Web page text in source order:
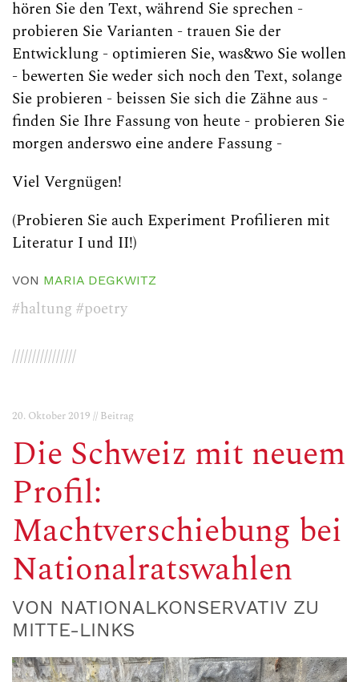
hören Sie den Text, während Sie sprechen -
probieren Sie Varianten - trauen Sie der
Entwicklung - optimieren Sie, was&wo Sie wollen
- bewerten Sie weder sich noch den Text, solange
Sie probieren - beissen Sie sich die Zähne aus -
finden Sie Ihre Fassung von heute - probieren Sie
morgen anderswo eine andere Fassung -
Viel Vergnügen!
(Probieren Sie auch Experiment Profilieren mit
Literatur I und II!)
VON MARIA DEGKWITZ
#haltung #poetry
////////////////
20. Oktober 2019 // Beitrag
Die Schweiz mit neuem
Profil:
Machtverschiebung bei
Nationalratswahlen
VON NATIONALKONSERVATIV ZU
MITTE-LINKS